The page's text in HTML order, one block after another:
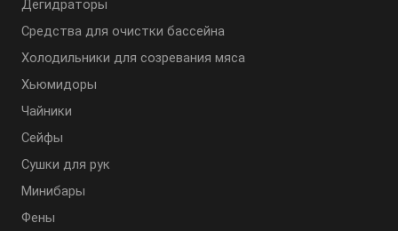
Дегидраторы
Средства для очистки бассейна
Холодильники для созревания мяса
Хьюмидоры
Чайники
Сейфы
Сушки для рук
Минибары
Фены